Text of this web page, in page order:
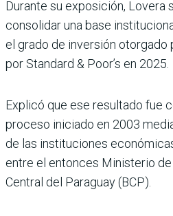
Durante su exposición, Lovera
consolidar una base
el grado de inver­sión otorgado
por Standard & Poor’s en 2025.
Explicó que ese resultado fue
proceso iniciado en 2003
de las ins­tituciones
entre el entonces Ministerio
Central del Paraguay (BCP).